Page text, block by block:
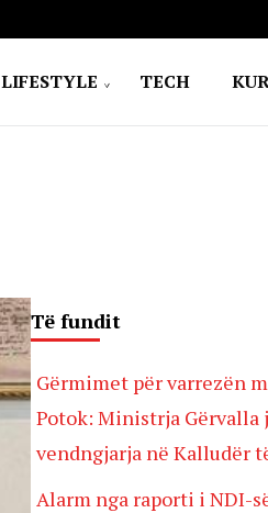
LIFESTYLE TECH
Të fundit
Gërmimet për varrezën
Potok: Ministrja Gërvalla
vendngjarja në Kalludër
Alarm nga raporti i NDI-